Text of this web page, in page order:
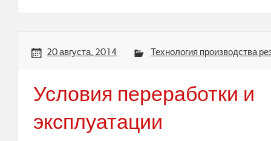
20 августа, 2014 Технология производства
Условия переработки и
эксплуатации